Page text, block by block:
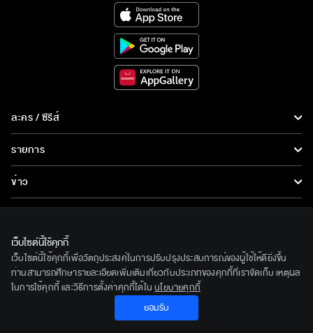
ละคร / ซีรีส์
ซีรีส์นานาชาติ
การ์ตูน & เกม
รายการ
ข่าว
ข่าวประชาสัมพันธ์
ทีวีออนไลน์
เกี่ยวกับเรา
BEC World
รู้จักเรา
ติดตามเราได้ที่
© 2020 Bangkok Entertainment Co.,Ltd. All Rights Reserved.
เว็บไซต์นี้ใช้คุกกี้
เว็บไซต์นี้ใช้คุกกี้เพื่อวัตถุประสงค์ในการปรับปรุงประสบการณ์ของผู้ใช้ให้ดียิ่งขึ้น
ท่านสามารถศึกษารายละเอียดเพิ่มเติมเกี่ยวกับประเภทของคุกกี้ที่เราจัดเก็บ เหตุผล
ในการใช้คุกกี้ และวิธีการตั้งค่าคุกกี้ได้ใน นโยบายคุกกี้
ยอมรับ